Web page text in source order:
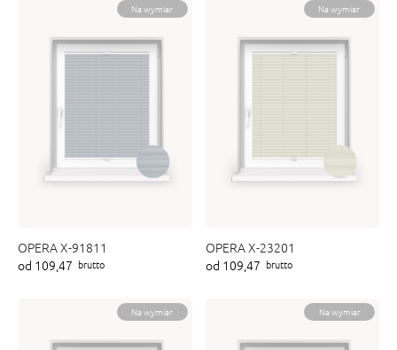
Na wymiar
OPERA X-91811
od 109,47 brutto
Na wymiar
OPERA X-23201
od 109,47 brutto
Na wymiar Na wymiar